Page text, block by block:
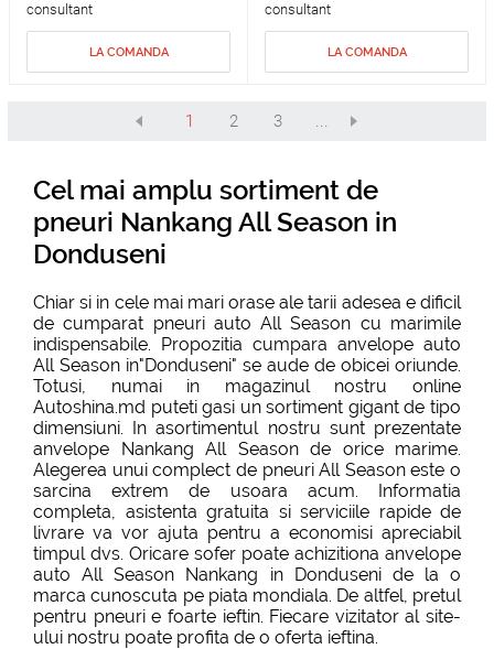
consultant
LA COMANDA
consultant
LA COMANDA
1 2 3 ...
Cel mai amplu sortiment de
pneuri Nankang All Season in
Donduseni
Chiar si in cele mai mari orase ale tarii adesea e dificil
de cumparat pneuri auto All Season cu marimile
indispensabile. Propozitia cumpara anvelope auto
All Season in"Donduseni" se aude de obicei oriunde.
Totusi, numai in magazinul nostru online
Autoshina.md puteti gasi un sortiment gigant de tipo
dimensiuni. In asortimentul nostru sunt prezentate
anvelope Nankang All Season de orice marime.
Alegerea unui complect de pneuri All Season este o
sarcina extrem de usoara acum. Informatia
completa, asistenta gratuita si serviciile rapide de
livrare va vor ajuta pentru a economisi apreciabil
timpul dvs. Oricare sofer poate achizitiona anvelope
auto All Season Nankang in Donduseni de la o
marca cunoscuta pe piata mondiala. De altfel, pretul
pentru pneuri e foarte ieftin. Fiecare vizitator al site-
ului nostru poate profita de o oferta ieftina.